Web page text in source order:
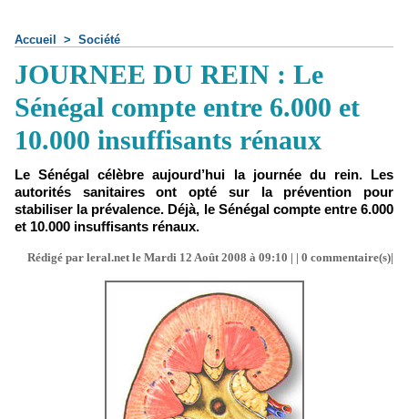
Accueil > Société
JOURNEE DU REIN : Le
Sénégal compte entre 6.000 et
10.000 insuffisants rénaux
Le Sénégal célèbre aujourd’hui la journée du rein. Les
autorités sanitaires ont opté sur la prévention pour
stabiliser la prévalence. Déjà, le Sénégal compte entre 6.000
et 10.000 insuffisants rénaux.
Rédigé par leral.net le Mardi 12 Août 2008 à 09:10 | | 0 commentaire(s)|